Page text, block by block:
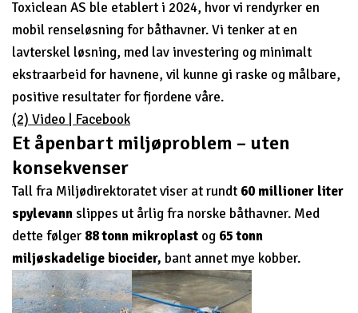
Toxiclean AS ble etablert i 2024, hvor vi rendyrker en
mobil renseløsning for båthavner. Vi tenker at en
lavterskel løsning, med lav investering og minimalt
ekstraarbeid for havnene, vil kunne gi raske og målbare,
positive resultater for fjordene våre.
(2) Video | Facebook
Et åpenbart miljøproblem – uten
konsekvenser
Tall fra Miljødirektoratet viser at rundt 60 millioner liter
spylevannslippes ut årlig fra norske båthavner. Med
dette følger 88 tonn mikroplast og 65 tonn
miljøskadelige biocider, bant annet mye kobber.